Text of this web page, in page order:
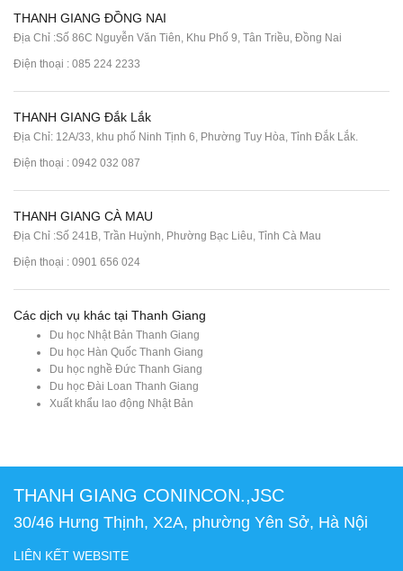
THANH GIANG ĐỒNG NAI
Địa Chỉ :Số 86C Nguyễn Văn Tiên, Khu Phố 9, Tân Triều, Đồng Nai
Điện thoại : 085 224 2233
THANH GIANG Đắk Lắk
Địa Chỉ: 12A/33, khu phố Ninh Tịnh 6, Phường Tuy Hòa, Tỉnh Đắk Lắk.
Điện thoại : 0942 032 087
THANH GIANG CÀ MAU
Địa Chỉ :Số 241B, Trần Huỳnh, Phường Bạc Liêu, Tỉnh Cà Mau
Điện thoại : 0901 656 024
Các dịch vụ khác tại Thanh Giang
Du học Nhật Bản Thanh Giang
Du học Hàn Quốc Thanh Giang
Du học nghề Đức Thanh Giang
Du học Đài Loan Thanh Giang
Xuất khẩu lao động Nhật Bản
THANH GIANG CONINCON.,JSC
30/46 Hưng Thịnh, X2A, phường Yên Sở, Hà Nội
LIÊN KẾT WEBSITE